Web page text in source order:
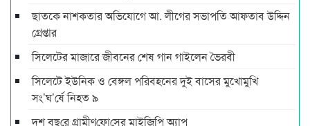
ছাতকে নাশকতার অভিযোগে আ. লীগের সভাপ‌তি আফতাব উদ্দিন
গ্রেপ্তার
সিলেটের মাজারে জীবনের শেষ গান গাইলেন ভৈরবী
সিলেটে ইউনিক ও বেঙ্গল পরিবহনের দুই বাসের মুখোমুখি
সং’ঘ’র্ষে নিহত ৯
দশ বছ‌রে গ্রামীণ‌ফো‌সের মাইজিপি অ্যাপ